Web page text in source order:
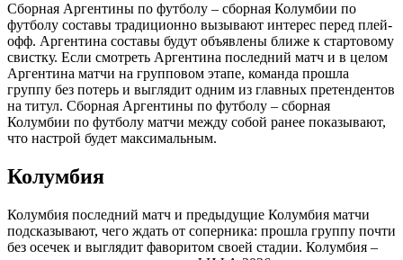
Сборная Аргентины по футболу – сборная Колумбии по
футболу составы традиционно вызывают интерес перед плей-
офф. Аргентина составы будут объявлены ближе к стартовому
свистку. Если смотреть Аргентина последний матч и в целом
Аргентина матчи на групповом этапе, команда прошла
группу без потерь и выглядит одним из главных претендентов
на титул. Сборная Аргентины по футболу – сборная
Колумбии по футболу матчи между собой ранее показывают,
что настрой будет максимальным.
Колумбия
Колумбия последний матч и предыдущие Колумбия матчи
подсказывают, чего ждать от соперника: прошла группу почти
без осечек и выглядит фаворитом своей стадии. Колумбия –